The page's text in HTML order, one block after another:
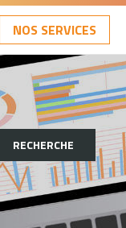
NOS SERVICES
RECHERCHE